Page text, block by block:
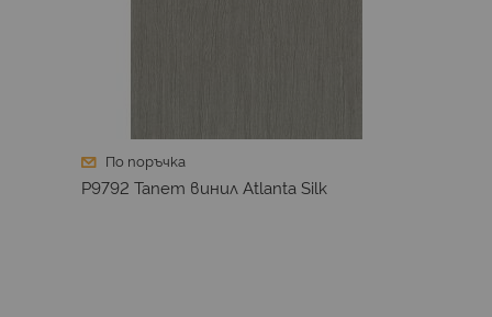
По поръчка
P9792 Тапет винил Atlanta Silk